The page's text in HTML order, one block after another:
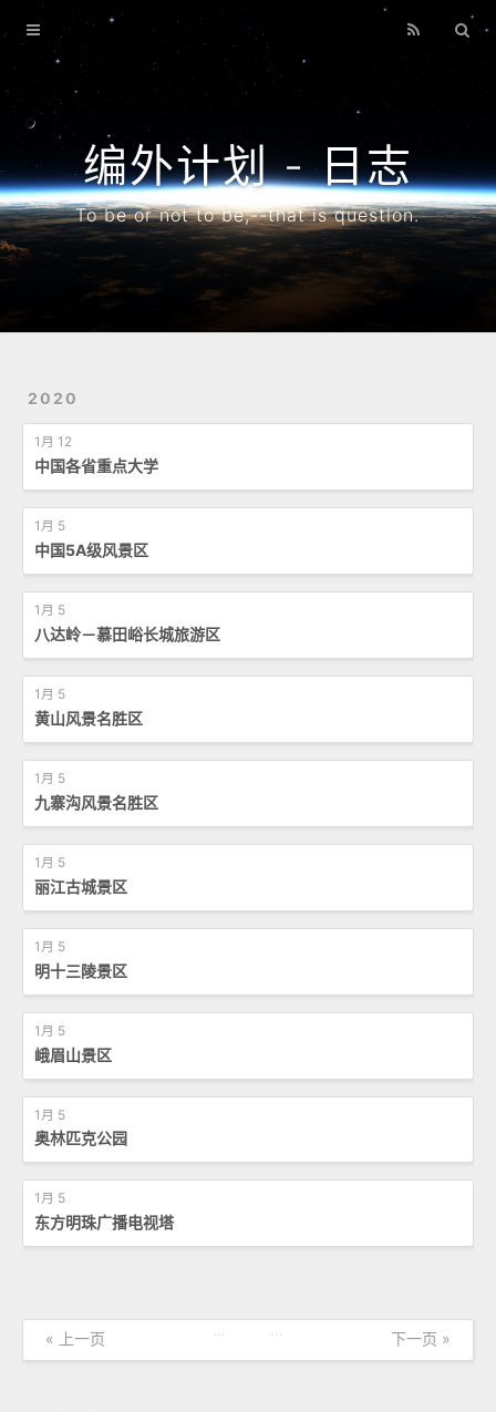
编外计划 - 日志
To be or not to be,--that is question.
2020
1月 12
中国各省重点大学
1月 5
中国5A级风景区
1月 5
八达岭－慕田峪长城旅游区
1月 5
黄山风景名胜区
1月 5
九寨沟风景名胜区
1月 5
丽江古城景区
1月 5
明十三陵景区
1月 5
峨眉山景区
1月 5
奥林匹克公园
1月 5
东方明珠广播电视塔
« 上一页 下一页 »
首页
专题
归档